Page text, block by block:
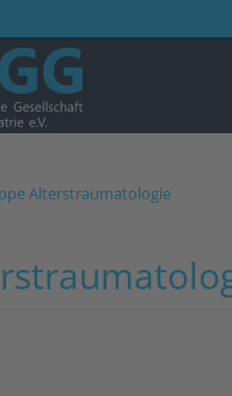
Alterstraumatologie